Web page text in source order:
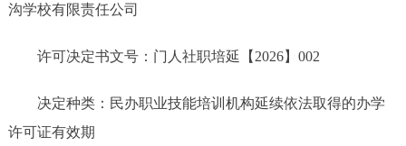
沟学校有限责任公司
许可决定书文号：门人社职培延【2026】002
决定种类：民办职业技能培训机构延续依法取得的办学
许可证有效期